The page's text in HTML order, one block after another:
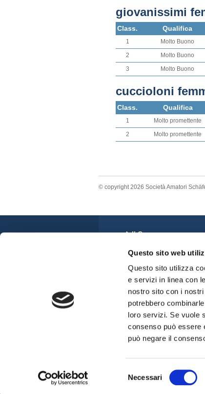
Questo sito web
Questo sito utilizza
e servizi in linea con
nostro sito con i
potrebbero
loro servizi. Se vuole
consenso può essere
può negare il
del
Necessari
giovanissimi
Class. Qualifica
1 Molto Buono
2
Molto Buono
3
Molto Buono
cuccioloni
Class. Qualifica
1 Molto promettente
2
Molto promettente
© copyright 2026 Società Amatori
Il Cane
Anatomia del Cane
Standard di Razza
Cuccioli Disponibili